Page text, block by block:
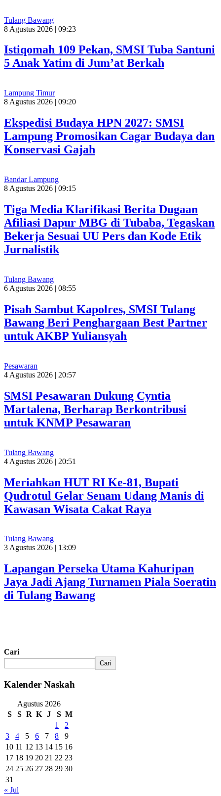
Tulang Bawang
8 Agustus 2026 | 09:23
Istiqomah 109 Pekan, SMSI Tuba Santuni
5 Anak Yatim di Jum’at Berkah
Lampung Timur
8 Agustus 2026 | 09:20
Ekspedisi Budaya HPN 2027: SMSI
Lampung Promosikan Cagar Budaya dan
Konservasi Gajah
Bandar Lampung
8 Agustus 2026 | 09:15
Tiga Media Klarifikasi Berita Dugaan
Afiliasi Dapur MBG di Tubaba, Tegaskan
Bekerja Sesuai UU Pers dan Kode Etik
Jurnalistik
Tulang Bawang
6 Agustus 2026 | 08:55
Pisah Sambut Kapolres, SMSI Tulang
Bawang Beri Penghargaan Best Partner
untuk AKBP Yuliansyah
Pesawaran
4 Agustus 2026 | 20:57
SMSI Pesawaran Dukung Cyntia
Martalena, Berharap Berkontribusi
untuk KNMP Pesawaran
Tulang Bawang
4 Agustus 2026 | 20:51
Meriahkan HUT RI Ke-81, Bupati
Qudrotul Gelar Senam Udang Manis di
Kawasan Wisata Cakat Raya
Tulang Bawang
3 Agustus 2026 | 13:09
Lapangan Perseka Utama Kahuripan
Jaya Jadi Ajang Turnamen Piala Soeratin
di Tulang Bawang
Cari
Cari
Kalender Naskah
Agustus 2026
S
S R K J S M
1
2
3
4 5 6 7 8
9
10 11 12 13 14 15 16
17 18 19 20 21 22 23
24 25 26 27 28 29 30
31
« Jul